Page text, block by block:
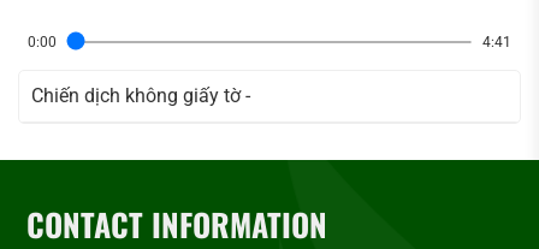
0:00 4:41
Chiến dịch không giấy tờ-
CONTACT INFORMATION